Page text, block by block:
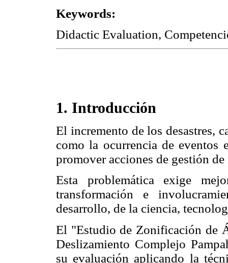
Keywords:
Didactic Evaluation,
1. Introducción
El incremento de los desastres,
como la ocurrencia de eventos
promover acciones de gestión de
Esta problemática exige
transformación e
desarrollo, de la ciencia,
El "Estudio de Zonificación de
Deslizamiento Complejo
su evaluación aplicando la